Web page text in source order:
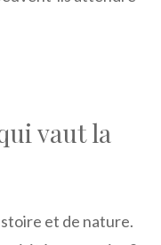
vaut la
et de nature.